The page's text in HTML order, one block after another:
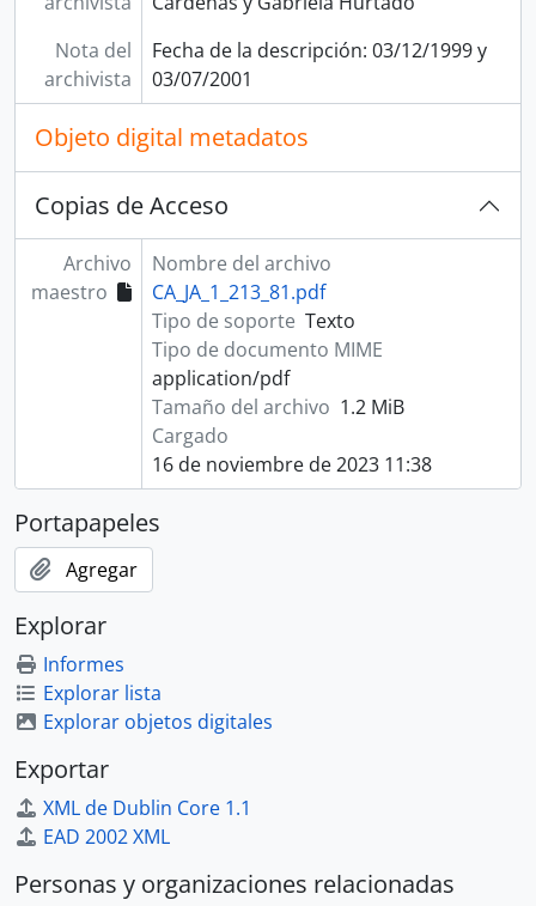
Nota del
archivista
Fecha de la descripción: 03/12/1999 y
03/07/2001
Objeto digital metadatos
Copias de Acceso
Archivo
maestro
Nombre del archivo
CA_JA_1_213_81.pdf
Tipo de soporte Texto
Tipo de documento MIME
application/pdf
Tamaño del archivo 1.2 MiB
Cargado
16 de noviembre de 2023 11:38
Portapapeles
Agregar
Explorar
Informes
Explorar lista
Explorar objetos digitales
Exportar
XML de Dublin Core 1.1
EAD 2002 XML
Personas y organizaciones relacionadas